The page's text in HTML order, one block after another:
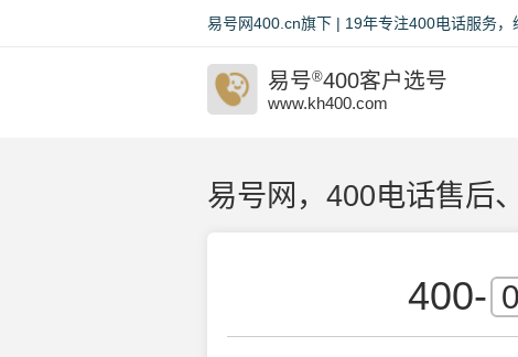
易号网400.cn旗下 | 19年专注400电话服务，
易号®400客户选号
www.kh400.com
易号网，400电话售后
400-